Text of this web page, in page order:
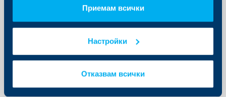
Приемам всички
Настройки
Отказвам всички
Към края на 2010 г. РБИ има 59 782 служители, което
нараснаха с 10%, което е повече от ръста на
достигнат 2,980 млн. евро, бяха главната причина за
пункта до 55.1%. Показателят общи административни
основен показател за ефективността на банката.